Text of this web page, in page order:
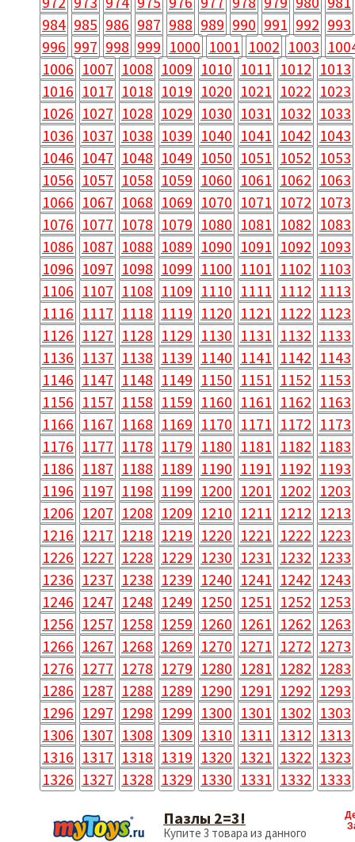
984 985 986 987 988 989 990 991 992 993
996 997 998 999 1000 1001 1002 1003
1006 1007 1008 1009 1010 1011 1012 1013
1016 1017 1018 1019 1020 1021 1022 1023
1026 1027 1028 1029 1030 1031 1032 1033
1036 1037 1038 1039 1040 1041 1042 1043
1046 1047 1048 1049 1050 1051 1052 1053
1056 1057 1058 1059 1060 1061 1062 1063
1066 1067 1068 1069 1070 1071 1072 1073
1076 1077 1078 1079 1080 1081 1082 1083
1086 1087 1088 1089 1090 1091 1092 1093
1096 1097 1098 1099 1100 1101 1102 1103
1106 1107 1108 1109 1110 1111 1112 1113
1116 1117 1118 1119 1120 1121 1122 1123
1126 1127 1128 1129 1130 1131 1132 1133
1136 1137 1138 1139 1140 1141 1142 1143
1146 1147 1148 1149 1150 1151 1152 1153
1156 1157 1158 1159 1160 1161 1162 1163
1166 1167 1168 1169 1170 1171 1172 1173
1176 1177 1178 1179 1180 1181 1182 1183
1186 1187 1188 1189 1190 1191 1192 1193
1196 1197 1198 1199 1200 1201 1202 1203
1206 1207 1208 1209 1210 1211 1212 1213
1216 1217 1218 1219 1220 1221 1222 1223
1226 1227 1228 1229 1230 1231 1232 1233
1236 1237 1238 1239 1240 1241 1242 1243
1246 1247 1248 1249 1250 1251 1252 1253
1256 1257 1258 1259 1260 1261 1262 1263
1266 1267 1268 1269 1270 1271 1272 1273
1276 1277 1278 1279 1280 1281 1282 1283
1286 1287 1288 1289 1290 1291 1292 1293
1296 1297 1298 1299 1300 1301 1302 1303
1306 1307 1308 1309 1310 1311 1312 1313
1316 1317 1318 1319 1320 1321 1322 1323
1326 1327 1328 1329 1330 1331 1332 1333
Пазлы 2=3!
Купите 3 товара из данного